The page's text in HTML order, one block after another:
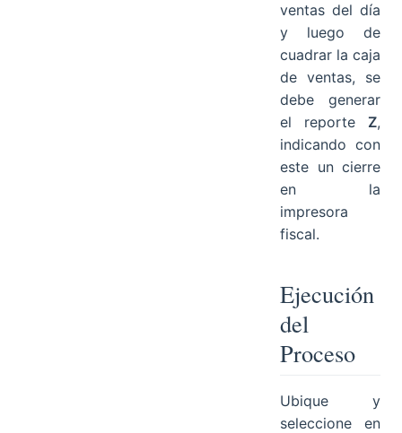
ventas del día
y luego de
cuadrar la caja
de ventas, se
debe generar
el reporte Z,
indicando con
este un cierre
en la
impresora
fiscal.
Ejecución
del
Proceso
Ubique y
seleccione en